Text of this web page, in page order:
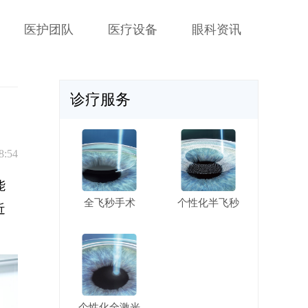
医护团队 医疗设备 眼科资讯
诊疗服务
全飞秒手术 个性化半飞秒